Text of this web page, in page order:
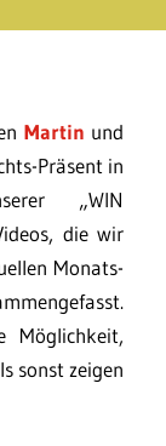
Martin und
Präsent in
„WIN
die wir
Monats-
Möglichkeit,
sonst zeigen